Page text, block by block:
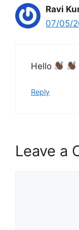
Ravi
07/05/
Hello
Reply
Leave a